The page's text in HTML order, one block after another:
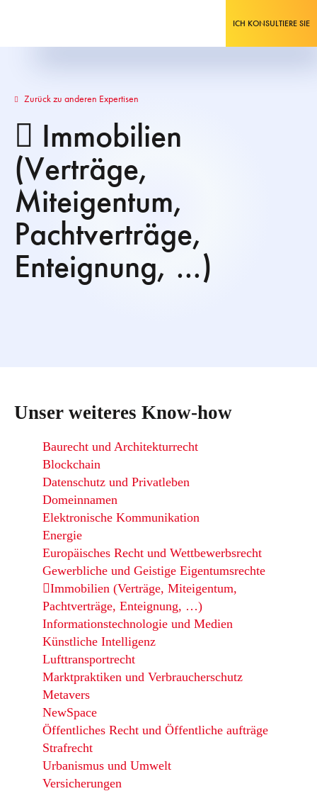
ICH KONSULTIERE SIE
Zurück zu anderen Expertisen
Immobilien
(Verträge,
Miteigentum,
Pachtverträge,
Enteignung, …)
Unser weiteres Know-how
Baurecht und Architekturrecht
Blockchain
Datenschutz und Privatleben
Domeinnamen
Elektronische Kommunikation
Energie
Europäisches Recht und Wettbewerbsrecht
Gewerbliche und Geistige Eigentumsrechte
Immobilien (Verträge, Miteigentum,
Pachtverträge, Enteignung, …)
Informationstechnologie und Medien
Künstliche Intelligenz
Lufttransportrecht
Marktpraktiken und Verbraucherschutz
Metavers
NewSpace
Öffentliches Recht und Öffentliche aufträge
Strafrecht
Urbanismus und Umwelt
Versicherungen